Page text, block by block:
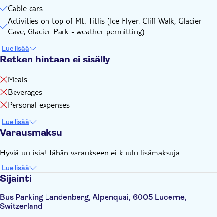
Cable cars
Activities on top of Mt. Titlis (Ice Flyer, Cliff Walk, Glacier
Cave, Glacier Park - weather permitting)
Lue lisää
Retken hintaan ei sisälly
Meals
Beverages
Personal expenses
Lue lisää
Varausmaksu
Hyviä uutisia! Tähän varaukseen ei kuulu lisämaksuja.
Lue lisää
Sijainti
Bus Parking Landenberg, Alpenquai, 6005 Lucerne,
Switzerland